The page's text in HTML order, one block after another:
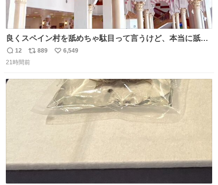
良くスペイン村を舐めちゃ駄目って言うけど、本当に舐め
ちゃ行けないのはスペィン村ホテル🏛🏨 だってロビーから
中庭抜けるだけでこの有様🤩 ディズニーホテル泊まってる
ニャは益々素晴らしい場所になってる
返
信
12
リ
ポ
889
い
数
6,549
21時間前